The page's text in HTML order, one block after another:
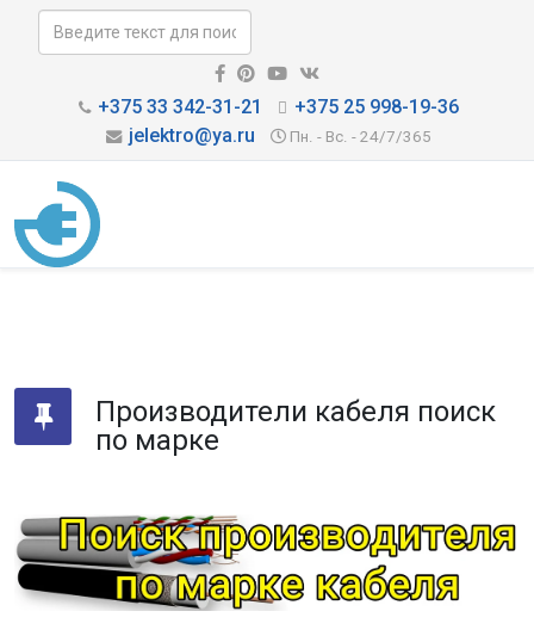
+375 33 342-31-21
+375 25 998-19-36
jelektro@ya.ru
Пн. - Вс. - 24/7/365
Производители кабеля поиск
по марке